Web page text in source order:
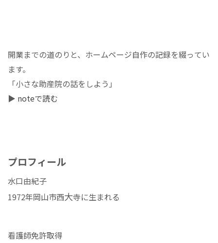
開業までの道のりと、ホームページ自作の記録を綴ってい
ます。
「小さな助産院の話をしよう」
▶︎ noteで読む
プロフィール
水口由紀子
1972年岡山市西大寺に生まれる
看護師免許取得